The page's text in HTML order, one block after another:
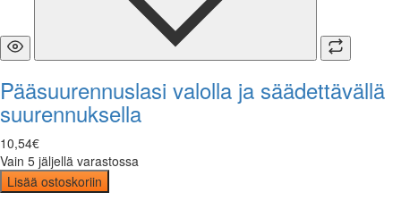
Pääsuurennuslasi valolla ja säädettävällä
suurennuksella
10,54€
Vain 5 jäljellä varastossa
Lisää ostoskoriin